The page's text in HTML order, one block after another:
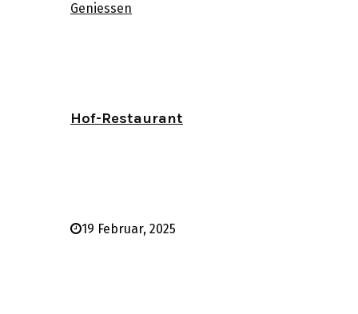
Geniessen
Hof-Restaurant
19 Februar, 2025